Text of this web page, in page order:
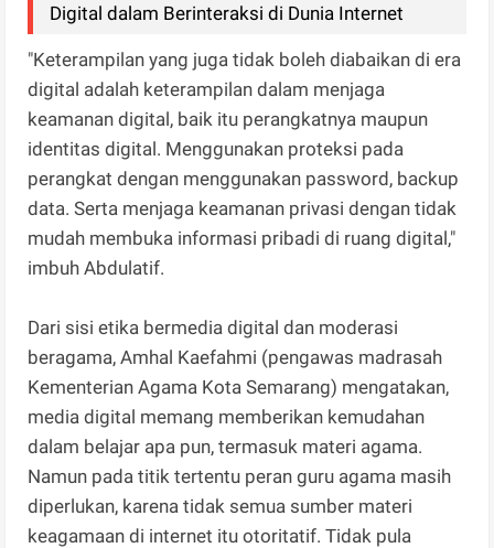
Digital dalam Berinteraksi di Dunia Internet
"Keterampilan yang juga tidak boleh diabaikan di era
digital adalah keterampilan dalam menjaga
keamanan digital, baik itu perangkatnya maupun
identitas digital. Menggunakan proteksi pada
perangkat dengan menggunakan password, backup
data. Serta menjaga keamanan privasi dengan tidak
mudah membuka informasi pribadi di ruang digital,"
imbuh Abdulatif.
Dari sisi etika bermedia digital dan moderasi
beragama, Amhal Kaefahmi (pengawas madrasah
Kementerian Agama Kota Semarang) mengatakan,
media digital memang memberikan kemudahan
dalam belajar apa pun, termasuk materi agama.
Namun pada titik tertentu peran guru agama masih
diperlukan, karena tidak semua sumber materi
keagamaan di internet itu otoritatif. Tidak pula